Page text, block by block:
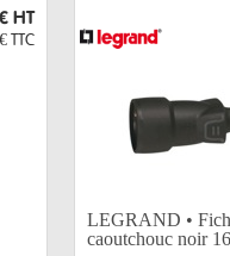
HT
TTC
LEGRAND •
caoutchouc noir